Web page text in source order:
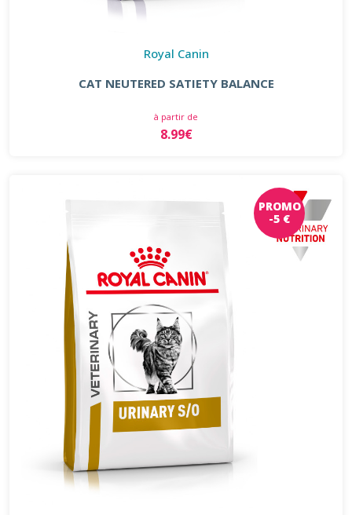
Royal Canin
CAT NEUTERED SATIETY BALANCE
à partir de
8.99€
PROMO
-5 €